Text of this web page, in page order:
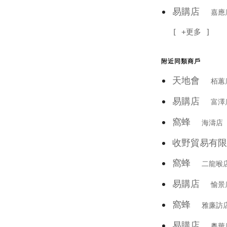
易購店 嘉應
+更多
附近同類商戶
天地會 栢蕙
易購店 富澤
窩蜂 海濤店
收野貿易有
窩蜂
二龍喉
易購店愉景
窩蜂 雅廉訪